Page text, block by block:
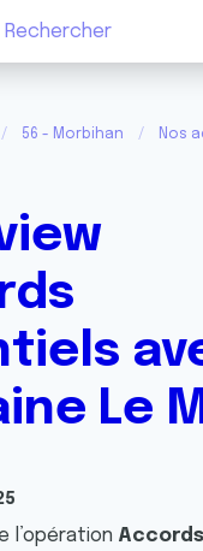
56 - Morbihan Nos
Le
l’opération Accords